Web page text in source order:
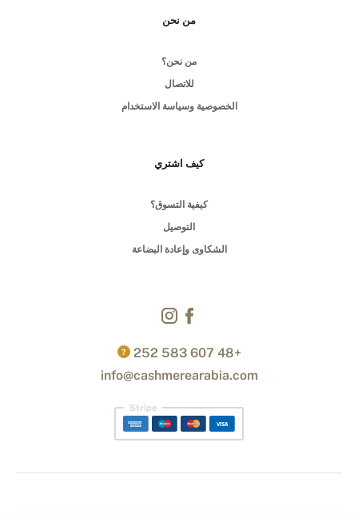
من نحن
من نحن؟
للاتصال
الخصوصية وسياسة الاستخدام
كيف اشتري
كيفية التسوق؟
التوصيل
الشكاوى وإعادة البضاعة
+48 607 583 252
?
info@cashmerearabia.com
Stripe